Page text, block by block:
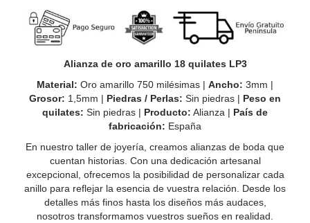
Alianza de oro amarillo 18 quilates LP3
Material: Oro amarillo 750 milésimas | Ancho: 3mm |
Grosor: 1,5mm | Piedras / Perlas: Sin piedras | Peso en
quilates: Sin piedras | Producto: Alianza | País de
fabricación: España
En nuestro taller de joyería, creamos alianzas de boda que
cuentan historias. Con una dedicación artesanal
excepcional, ofrecemos la posibilidad de personalizar cada
anillo para reflejar la esencia de vuestra relación. Desde los
detalles más finos hasta los diseños más audaces,
nosotros transformamos vuestros sueños en realidad.